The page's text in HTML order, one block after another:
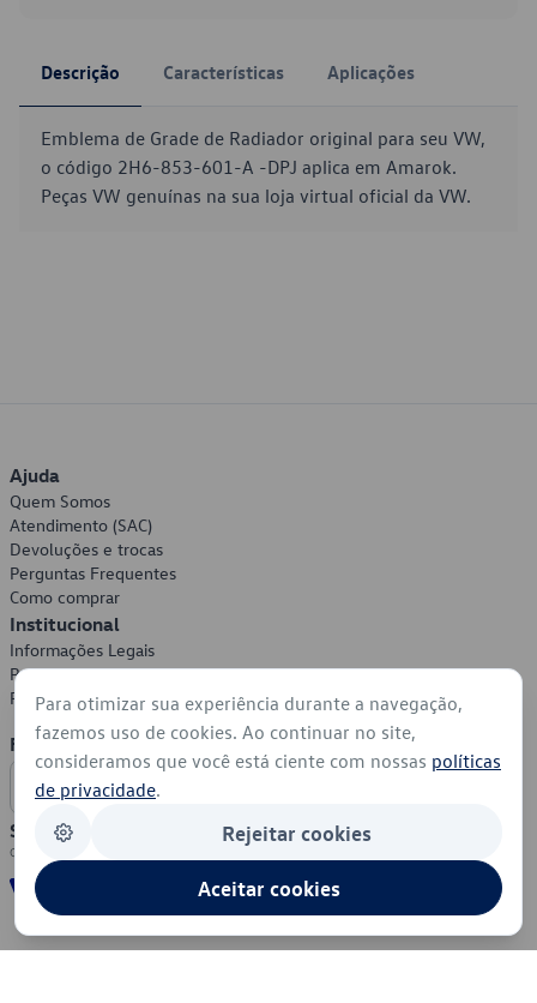
Descrição Características Aplicações
Emblema de Grade de Radiador original para seu VW,
o código 2H6-853-601-A -DPJ aplica em Amarok.
Peças VW genuínas na sua loja virtual oficial da VW.
Ajuda
Quem Somos
Atendimento (SAC)
Devoluções e trocas
Perguntas Frequentes
Como comprar
Institucional
Informações Legais
Política de Privacidade
Política de Cookies
Formas de Pagamento
Segurança
Para otimizar sua experiência durante a navegação,
fazemos uso de cookies. Ao continuar no site,
consideramos que você está ciente com nossas políticas
de privacidade.
Rejeitar cookies
Aceitar cookies